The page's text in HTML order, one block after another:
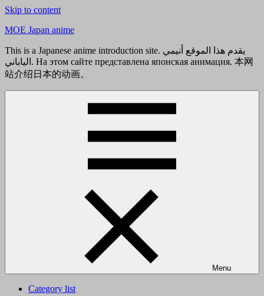
Skip to content
MOE Japan anime
This is a Japanese anime introduction site. يقدم هذا الموقع أنيمي
الياباني. На этом сайте представлена японская анимация. 本网
站介绍日本的动画。
Menu
Category list